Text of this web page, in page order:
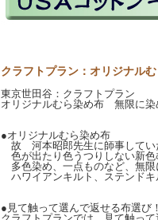
クラフトプラン：オリジナル
東京世田谷：クラフトプラン
オリジナルむら染め布 無限に染
●オリジナルむら染め布
故 河本昭郎先生に師事してい
色が出たり色うつりしない新色
多色染め、一点ものなど、無限
ハワイアンキルト、ステンドキ
●見て触って選んで返せる布選び！